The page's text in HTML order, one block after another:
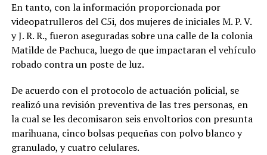
En tanto, con la información proporcionada por
videopatrulleros del C5i, dos mujeres de iniciales M. P. V.
y J. R. R., fueron aseguradas sobre una calle de la colonia
Matilde de Pachuca, luego de que impactaran el vehículo
robado contra un poste de luz.
De acuerdo con el protocolo de actuación policial, se
realizó una revisión preventiva de las tres personas, en
la cual se les decomisaron seis envoltorios con presunta
marihuana, cinco bolsas pequeñas con polvo blanco y
granulado, y cuatro celulares.